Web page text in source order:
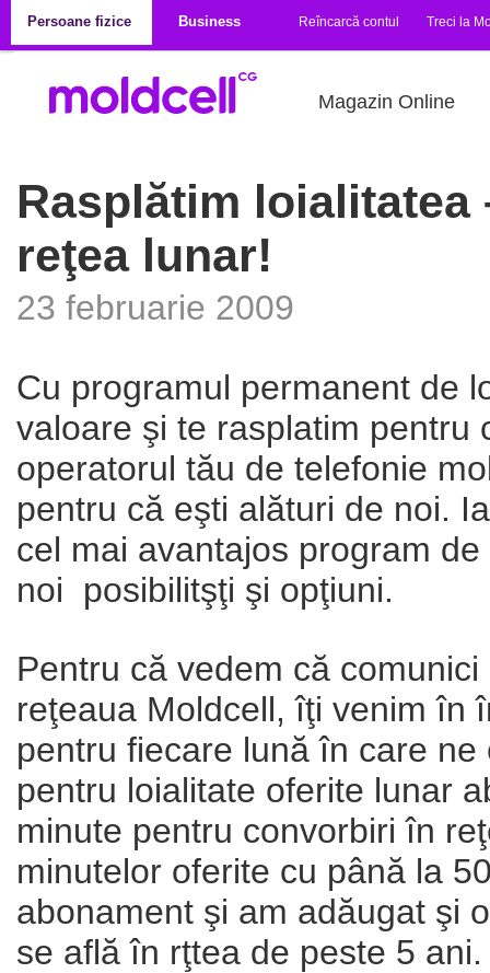
Persoane fizice
Business Reîncarcă contul Treci la
Magazin Online
Rasplătim loialitatea
reţea lunar!
23 februarie 2009
Cu programul permanent de
valoare şi te rasplatim pentru
operatorul tău de telefonie
pentru că eşti alături de noi.
cel mai avantajos program
noi posibilitşţi şi opţiuni.
Pentru că vedem că
reţeaua Moldcell, îţi venim în
pentru fiecare lună în care
pentru loialitate oferite lunar
minute pentru convorbiri în
minutelor oferite cu până la
abonament şi am adăugat şi
se află în rţtea de peste 5